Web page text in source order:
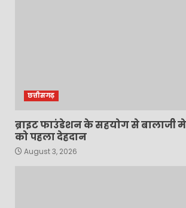
छत्तीसगढ़
ब्राइट फाउंडेशन के सहयोग से
को पहला देहदान
August 3, 2026